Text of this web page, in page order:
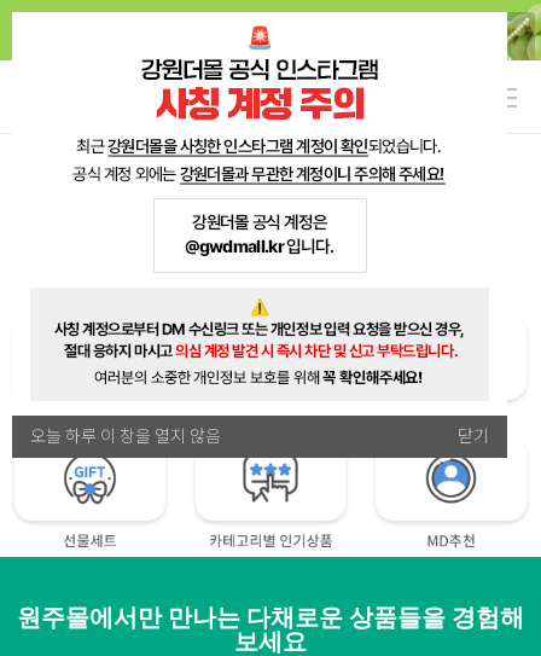
오늘 하루 이 창을 열지 않음 닫기
원주몰에서만 만나는 다채로운 상품들을 경험해
보세요